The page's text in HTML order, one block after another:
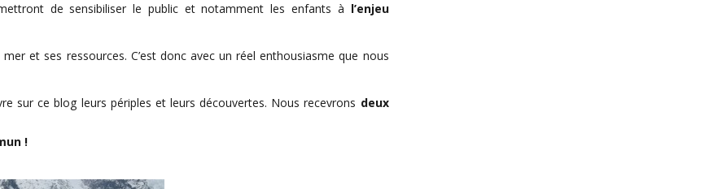
de sensibiliser le public et notamment les enfants à l’enjeu
et ses ressources. C’est donc avec un réel enthousiasme que nous
sur ce blog leurs périples et leurs découvertes. Nous recevrons deux
!